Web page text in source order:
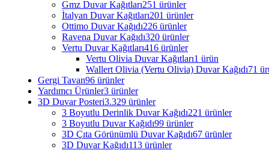
Gmz Duvar Kağıtları251 ürünler
İtalyan Duvar Kağıtları201 ürünler
Ottimo Duvar Kağıdı226 ürünler
Ravena Duvar Kağıdı320 ürünler
Vertu Duvar Kağıtları416 ürünler
Vertu Olivia Duvar Kağıtları1 ürün
Wallert Olivia (Vertu Olivia) Duvar Kağıdı71
Gergi Tavan96 ürünler
Yardımcı Ürünler3 ürünler
3D Duvar Posteri3.329 ürünler
3 Boyutlu Derinlik Duvar Kağıdı221 ürünler
3 Boyutlu Duvar Kağıdı99 ürünler
3D Çıta Görünümlü Duvar Kağıdı67 ürünler
3D Duvar Kağıdı113 ürünler